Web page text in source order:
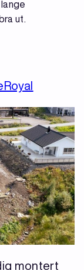
ut.
montert